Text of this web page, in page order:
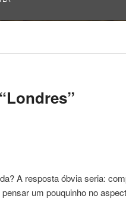
A resposta óbvia seria:
um pouquinho no